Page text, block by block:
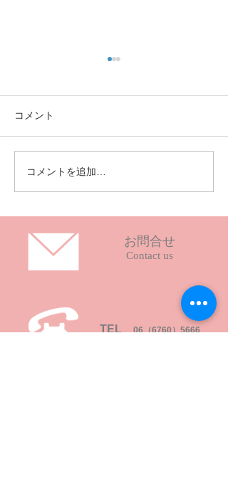
今年もお祝いして頂きま
した🎊
コメント
コメントを追加…
お問合せ
Contact us
TEL 06（6760）5666